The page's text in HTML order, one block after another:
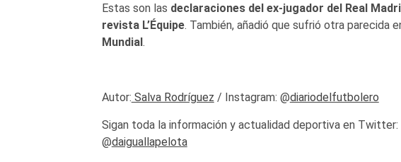
Estas son las declaraciones del ex-jugador del Real
revista L’Équipe. También, añadió que sufrió otra parecida
Mundial .
Autor: Salva Rodríguez / Instagram: @diariodelfutbolero
Sigan toda la información y actualidad deportiva en Twitter:
@daiguallapelota